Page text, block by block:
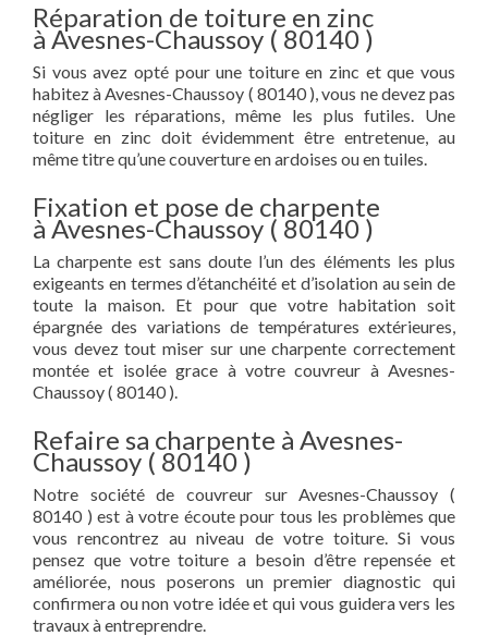
Réparation de toiture en zinc
à Avesnes-Chaussoy ( 80140 )
Si vous avez opté pour une toiture en zinc et que vous
habitez à Avesnes-Chaussoy ( 80140 ), vous ne devez pas
négliger les réparations, même les plus futiles. Une
toiture en zinc doit évidemment être entretenue, au
même titre qu’une couverture en ardoises ou en tuiles.
Fixation et pose de charpente
à Avesnes-Chaussoy ( 80140 )
La charpente est sans doute l’un des éléments les plus
exigeants en termes d’étanchéité et d’isolation au sein de
toute la maison. Et pour que votre habitation soit
épargnée des variations de températures extérieures,
vous devez tout miser sur une charpente correctement
montée et isolée grace à votre couvreur à Avesnes-
Chaussoy ( 80140 ).
Refaire sa charpente à Avesnes-
Chaussoy ( 80140 )
Notre société de couvreur sur Avesnes-Chaussoy (
80140 ) est à votre écoute pour tous les problèmes que
vous rencontrez au niveau de votre toiture. Si vous
pensez que votre toiture a besoin d’être repensée et
améliorée, nous poserons un premier diagnostic qui
confirmera ou non votre idée et qui vous guidera vers les
travaux à entreprendre.